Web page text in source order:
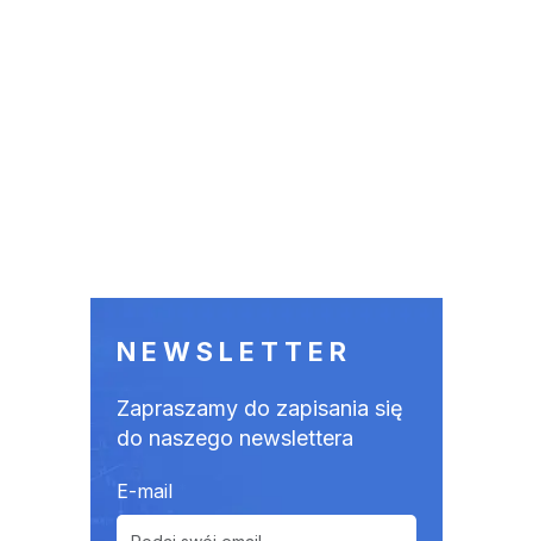
NEWSLETTER
Zapraszamy do zapisania się
do naszego newslettera
E-mail